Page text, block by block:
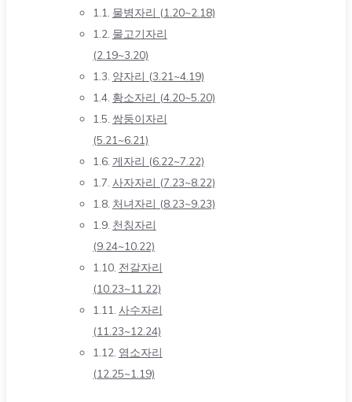
물병자리 (1.20~2.18)
물고기자리
(2.19~3.20)
양자리 (3.21~4.19)
황소자리 (4.20~5.20)
쌍둥이자리
(5.21~6.21)
게자리 (6.22~7.22)
사자자리 (7.23~8.22)
처녀자리 (8.23~9.23)
천칭자리
(9.24~10.22)
전갈자리
(10.23~11.22)
사수자리
(11.23~12.24)
염소자리
(12.25~1.19)